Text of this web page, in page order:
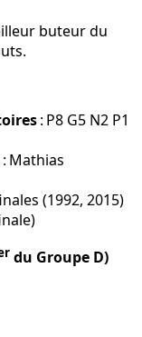
buteur du
: P8 G5 N2 P1
: Mathias
(1992, 2015)
du Groupe D)